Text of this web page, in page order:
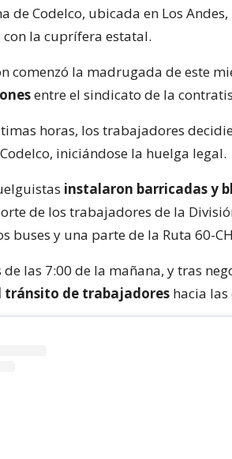
de Codelco, ubicada en Los
con la cuprífera estatal.
comenzó la madrugada de este
entre el sindicato de la
horas, los trabajadores
iniciándose la huelga legal.
instalaron barricadas y
de los trabajadores de la
buses y una parte de la Ruta 60-
las 7:00 de la mañana, y tras
tránsito de trabajadores hacia las